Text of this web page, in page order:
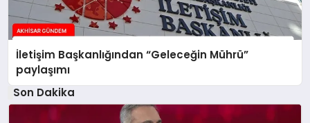
İletişim Başkanlığından “Geleceğin Mührü”
paylaşımı
Son Dakika